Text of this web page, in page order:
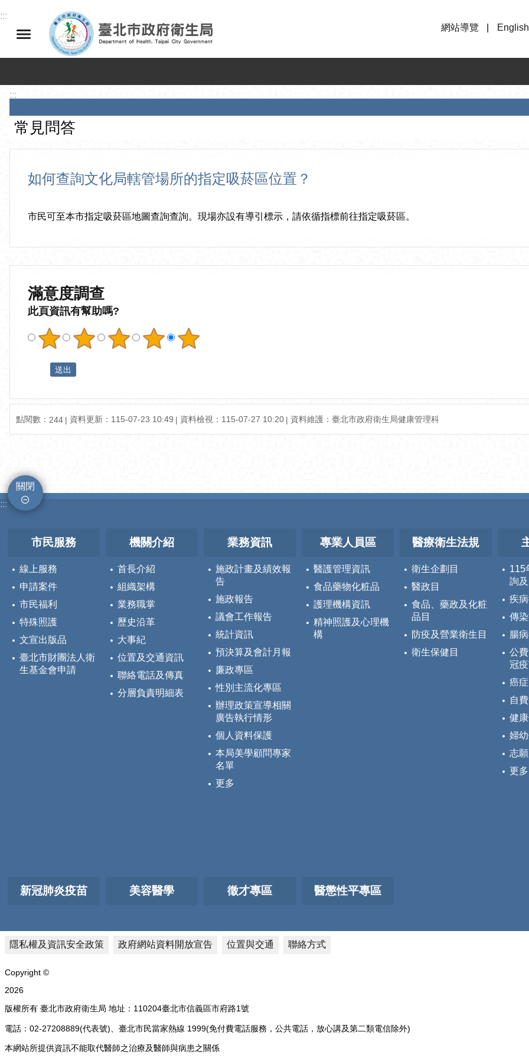
跳到主要內容區塊
:::
網站導覽
English
:::
常見問答
如何查詢文化局轄管場所的指定吸菸區位置？
市民可至本市指定吸菸區地圖查詢查詢。現場亦設有導引標示，請依循指標前往指定吸菸區。
滿意度調查
此頁資訊有幫助嗎?
點閱數： 244 資料更新：115-07-23 10:49 資料檢視：115-07-27 10:20 資料維護：臺北市政府衛生局健康管理科
關閉
:::
市民服務
線上服務
申請案件
市民福利
特殊照護
文宣出版品
臺北市財團法人衛
生基金會申請
機關介紹
首長介紹
組織架構
業務職掌
歷史沿革
大事紀
位置及交通資訊
聯絡電話及傳真
分層負責明細表
業務資訊
施政計畫及績效報
告
施政報告
議會工作報告
統計資訊
預決算及會計月報
廉政專區
性別主流化專區
辦理政策宣導相關
廣告執行情形
個人資料保護
本局美學顧問專家
名單
更多
專業人員區
醫護管理資訊
食品藥物化粧品
護理機構資訊
精神照護及心理機
構
醫療衛生法規
衛生企劃目
醫政目
食品、藥政及化粧
品目
防疫及營業衛生目
衛生保健目
115
詢
疾
傳
腸
公
冠
癌
自
健
婦
志
更多
新冠肺炎疫苗 美容醫學 徵才專區 醫懲性平專區
隱私權及資訊安全政策 政府網站資料開放宣告 位置與交通 聯絡方式
Copyright ©
2026
版權所有 臺北市政府衛生局 地址：110204臺北市信義區市府路1號
電話：02-27208889(代表號)、臺北市民當家熱線 1999(免付費電話服務，公共電話，放心講及第二類電信除外)
本網站所提供資訊不能取代醫師之治療及醫師與病患之關係